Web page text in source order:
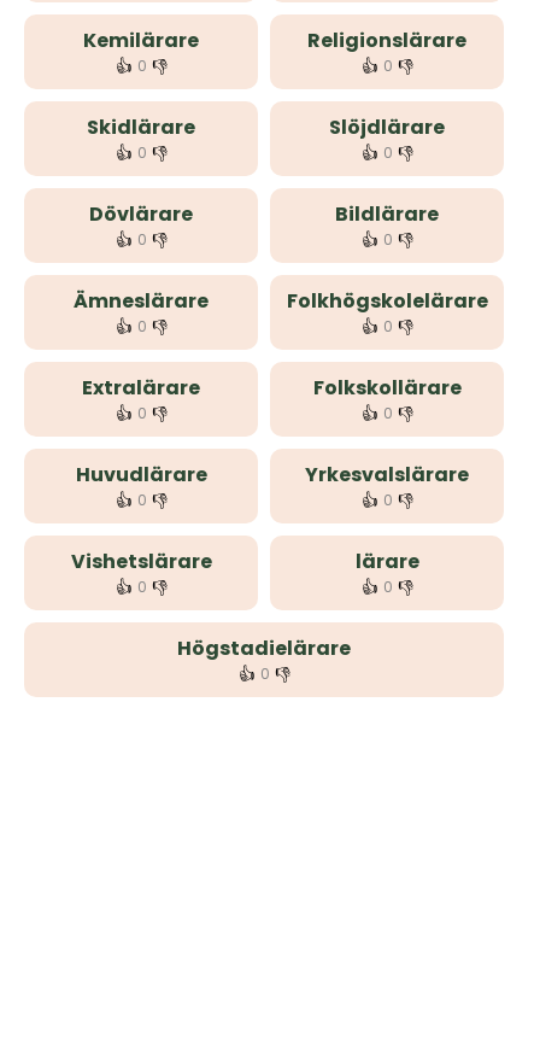
Kemilärare
👍 0 👎
Religionslärare
👍 0 👎
Skidlärare
👍 0 👎
Slöjdlärare
👍 0 👎
Dövlärare
👍 0 👎
Bildlärare
👍 0 👎
Ämneslärare
👍 0 👎
Folkhögskolelärare
👍 0 👎
Extralärare
👍 0 👎
Folkskollärare
👍 0 👎
Huvudlärare
👍 0 👎
Yrkesvalslärare
👍 0 👎
Vishetslärare
👍 0 👎
lärare
👍 0 👎
Högstadielärare
👍 0 👎